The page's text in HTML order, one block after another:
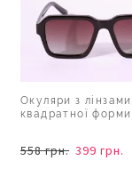
Окуляри з лінзами
квадратної форми
558 грн. 399 грн.